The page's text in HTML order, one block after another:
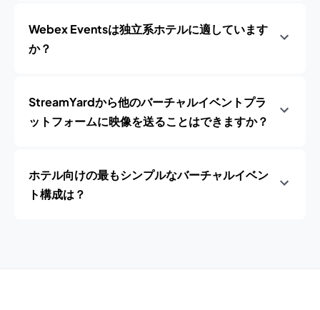
Webex Eventsは独立系ホテルに適しています
か？
StreamYardから他のバーチャルイベントプラ
ットフォームに映像を送ることはできますか？
ホテル向けの最もシンプルなバーチャルイベン
ト構成は？